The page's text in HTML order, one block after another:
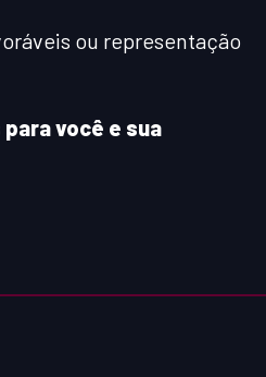
ou representação
você e sua